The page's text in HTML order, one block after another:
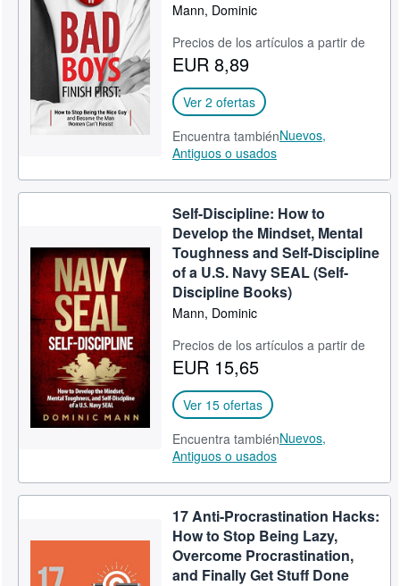
Mann, Dominic
Precios de los artículos a partir de
EUR 8,89
Ver 2 ofertas
Encuentra tambiénNuevos,
Antiguos o usados
Self-Discipline: How to
Develop the Mindset, Mental
Toughness and Self-Discipline
of a U.S. Navy SEAL (Self-
Discipline Books)
Mann, Dominic
Precios de los artículos a partir de
EUR 15,65
Ver 15 ofertas
Encuentra tambiénNuevos,
Antiguos o usados
17 Anti-Procrastination Hacks:
How to Stop Being Lazy,
Overcome Procrastination,
and Finally Get Stuff Done